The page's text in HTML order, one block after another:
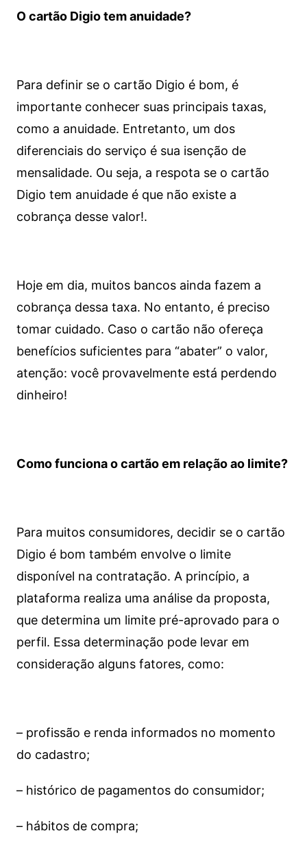
O cartão Digio tem anuidade?
Para definir se o cartão Digio é bom, é
importante conhecer suas principais taxas,
como a anuidade. Entretanto, um dos
diferenciais do serviço é sua isenção de
mensalidade. Ou seja, a respota se o cartão
Digio tem anuidade é que não existe a
cobrança desse valor!.
Hoje em dia, muitos bancos ainda fazem a
cobrança dessa taxa. No entanto, é preciso
tomar cuidado. Caso o cartão não ofereça
benefícios suficientes para “abater” o valor,
atenção: você provavelmente está perdendo
dinheiro!
Como funciona o cartão em relação ao limite?
Para muitos consumidores, decidir se o cartão
Digio é bom também envolve o limite
disponível na contratação. A princípio, a
plataforma realiza uma análise da proposta,
que determina um limite pré-aprovado para o
perfil. Essa determinação pode levar em
consideração alguns fatores, como:
– profissão e renda informados no momento
do cadastro;
– histórico de pagamentos do consumidor;
– hábitos de compra;